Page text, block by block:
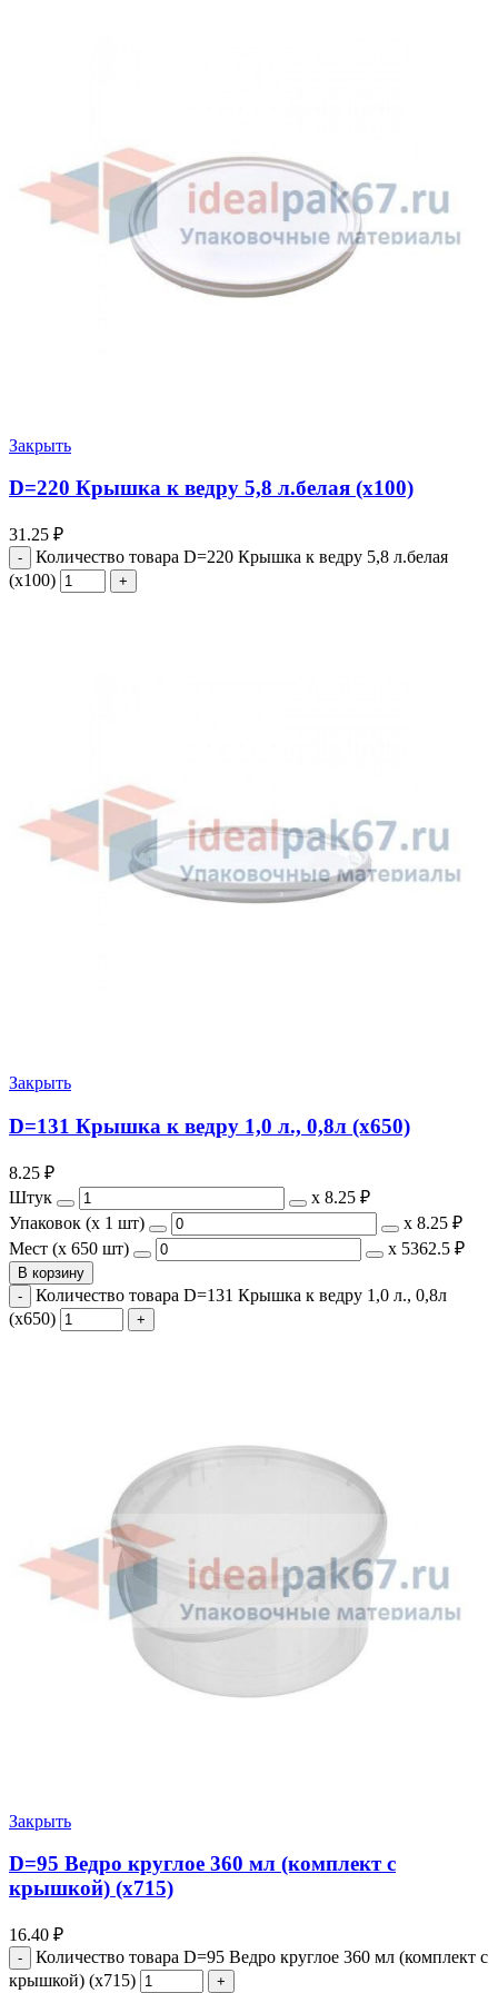
Закрыть
D=220 Крышка к ведру 5,8 л.белая (х100)
31.25 ₽
Количество товара D=220 Крышка к ведру 5,8 л.белая
(х100)
Закрыть
D=131 Крышка к ведру 1,0 л., 0,8л (х650)
8.25 ₽
Штук
х 8.25 ₽
Упаковок (x 1 шт)
х 8.25 ₽
Мест (x 650 шт)
х 5362.5 ₽
В корзину
Количество товара D=131 Крышка к ведру 1,0 л., 0,8л
(х650)
Закрыть
D=95 Ведро круглое 360 мл (комплект с
крышкой) (х715)
16.40 ₽
Количество товара D=95 Ведро круглое 360 мл (комплект с
крышкой) (х715)